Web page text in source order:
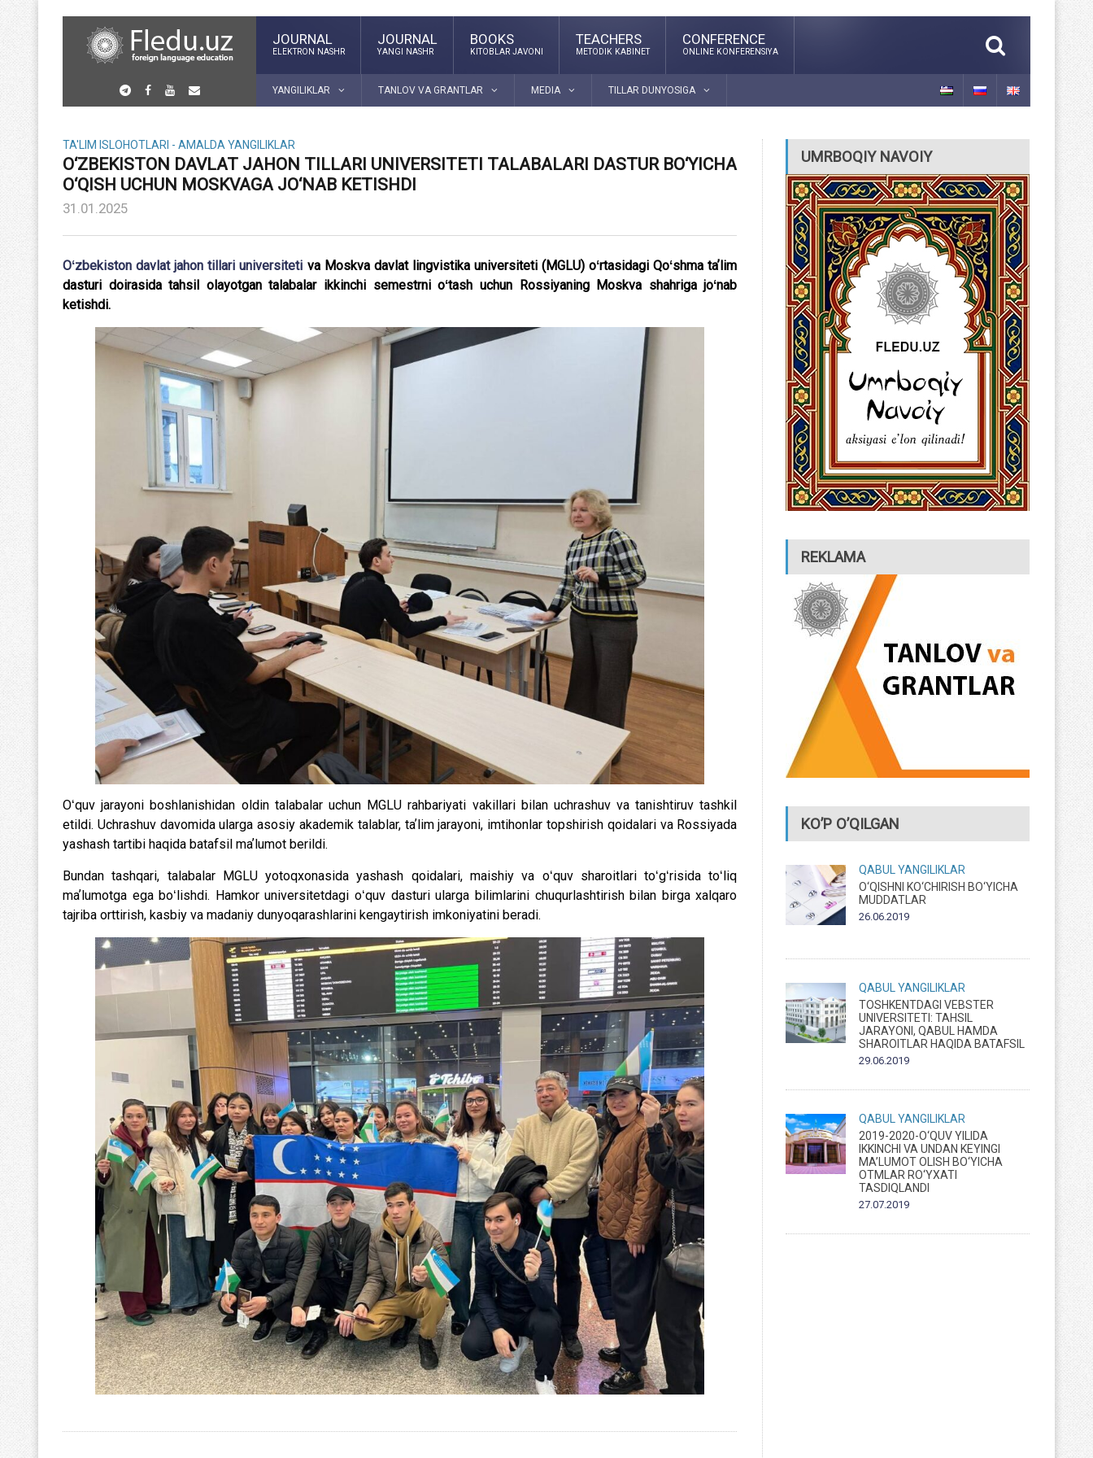
JOURNAL
ELEKTRON NASHR
JOURNAL
YANGI NASHR
BOOKS
KITOBLAR JAVONI
TEACHERS
METODIK KABINET
CONFERENCE
ONLINE KONFERENSIYA
YANGILIKLAR TANLOV VA GRANTLAR MEDIA TILLAR DUNYOSIGA
TA'LIM ISLOHOTLARI - AMALDA YANGILIKLAR
O‘ZBEKISTON DAVLAT JAHON TILLARI UNIVERSITETI TALABALARI DASTUR BO‘YICHA
O‘QISH UCHUN MOSKVAGA JO‘NAB KETISHDI
31.01.2025
Oʻzbekiston davlat jahon tillari universiteti va Moskva davlat lingvistika universiteti (MGLU) oʻrtasidagi Qoʻshma taʼlim
dasturi doirasida tahsil olayotgan talabalar ikkinchi semestrni oʻtash uchun Rossiyaning Moskva shahriga joʻnab
ketishdi.
Oʻquv jarayoni boshlanishidan oldin talabalar uchun MGLU rahbariyati vakillari bilan uchrashuv va tanishtiruv tashkil
etildi. Uchrashuv davomida ularga asosiy akademik talablar, taʼlim jarayoni, imtihonlar topshirish qoidalari va Rossiyada
yashash tartibi haqida batafsil maʼlumot berildi.
Bundan tashqari, talabalar MGLU yotoqxonasida yashash qoidalari, maishiy va oʻquv sharoitlari toʻgʻrisida toʻliq
maʼlumotga ega boʻlishdi. Hamkor universitetdagi oʻquv dasturi ularga bilimlarini chuqurlashtirish bilan birga xalqaro
tajriba orttirish, kasbiy va madaniy dunyoqarashlarini kengaytirish imkoniyatini beradi.
UMRBOQIY NAVOIY
REKLAMA
KO’P O’QILGAN
QABUL
YANGILIKLAR
O‘QISHNI KO‘CHIRISH BO‘YICHA
MUDDATLAR
26.06.2019
QABUL
YANGILIKLAR
TOSHKENTDAGI VEBSTER
UNIVERSITETI: TAHSIL
JARAYONI, QABUL HAMDA
SHAROITLAR HAQIDA BATAFSIL
29.06.2019
QABUL
YANGILIKLAR
2019-2020-O‘QUV YILIDA
IKKINCHI VA UNDAN KEYINGI
MA’LUMOT OLISH BO‘YICHA
OTMLAR RO‘YXATI
TASDIQLANDI
27.07.2019